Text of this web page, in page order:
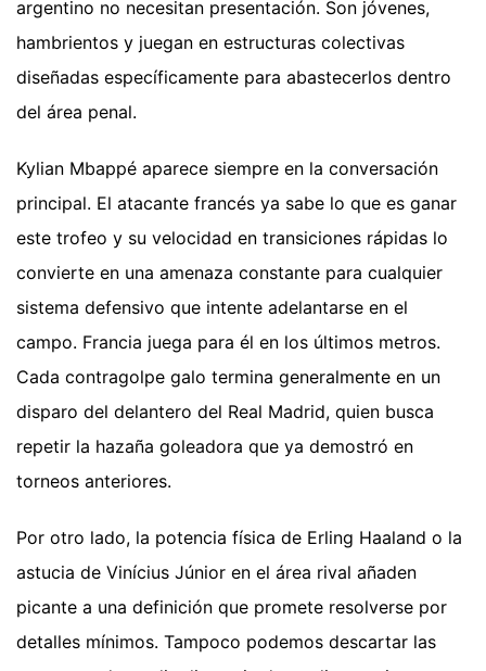
argentino no necesitan presentación. Son jóvenes,
hambrientos y juegan en estructuras colectivas
diseñadas específicamente para abastecerlos dentro
del área penal.
Kylian Mbappé aparece siempre en la conversación
principal. El atacante francés ya sabe lo que es ganar
este trofeo y su velocidad en transiciones rápidas lo
convierte en una amenaza constante para cualquier
sistema defensivo que intente adelantarse en el
campo. Francia juega para él en los últimos metros.
Cada contragolpe galo termina generalmente en un
disparo del delantero del Real Madrid, quien busca
repetir la hazaña goleadora que ya demostró en
torneos anteriores.
Por otro lado, la potencia física de Erling Haaland o la
astucia de Vinícius Júnior en el área rival añaden
picante a una definición que promete resolverse por
detalles mínimos. Tampoco podemos descartar las